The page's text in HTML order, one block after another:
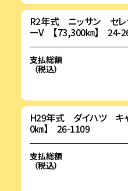
R2年式 ニッサン セレ
ーV 【73,300㎞】 24-
支払総額
（税込）
H29年式 ダイハツ キ
0㎞】 26-1109
支払総額
（税込）